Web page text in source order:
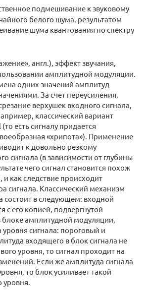
подмешивание к звуковому
белого шума, результатом
шума квантования по спектру
англ.), эффект звучания,
амплитудной модуляции.
одних значений амплитуд
За счет переусиления,
верхушек входного сигнала,
классический вариант
есть сигналу придается
«хрипота»). Применение
к довольно резкому
сигнала (в зависимости от глубины
чего сигнал становится похож
как следствие происходит
сигнала. Классический механизм
состоит в следующем: входной
с его копией, подвергнутой
амплитудной модуляции,
сигнала: пороговый и
входящего в блок сигнала не
уровня, то сигнал проходит на
Если же амплитуда сигнала
то блок усиливает такой
уровня.